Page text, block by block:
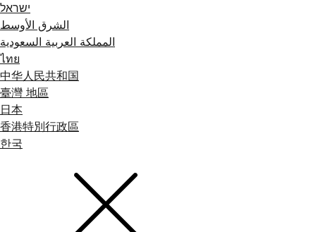
ישראל
الشرق الأوسط
المملكة العربية السعودية
ไทย
中华人民共和国
臺灣 地區
日本
香港特別行政區
한국